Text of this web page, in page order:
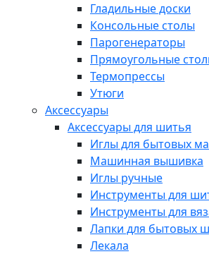
Гладильные доски
Консольные столы
Парогенераторы
Прямоугольные
Термопрессы
Утюги
Аксессуары
Аксессуары для шитья
Иглы для бытовых
Машинная вышивка
Иглы ручные
Инструменты для
Инструменты для
Лапки для бытовых
Лекала